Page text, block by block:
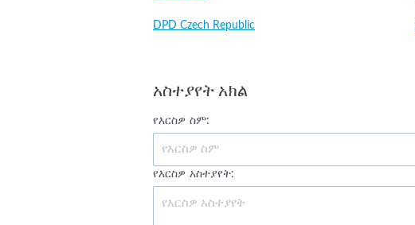
DPD Czech Republic
አስተያየት አክል
የእርስዎ ስም:
የእርስዎ አስተያየት: